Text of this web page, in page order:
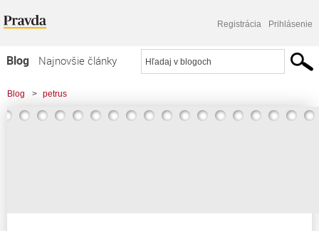
Registrácia Prihlásenie
Blog
Najnovšie články
Najčítanejšie články
Najkomentovanejšie články
Blog > petrus